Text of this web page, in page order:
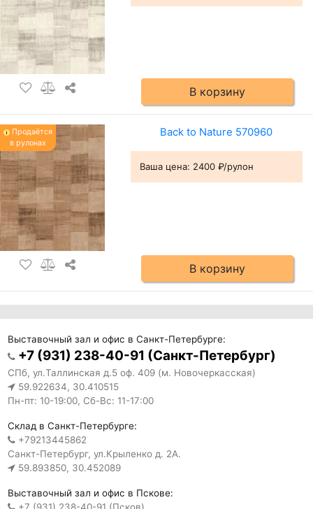
В корзину
Продаётся
в рулонах
Back to Nature 570960
Ваша цена: 2400 ₽/рулон
В корзину
Выставочный зал и офис в Санкт-Петербурге:
+7 (931) 238-40-91 (Санкт-Петербург)
СПб, ул.Таллинская д.5 оф. 409 (м. Новочеркасская)
59.922634, 30.410515
Пн-пт: 10-19:00, Сб-Вс: 11-17:00
Склад в Санкт-Петербурге:
+79213445862
Санкт-Петербург, ул.Крыленко д. 2А.
59.893850, 30.452089
Выставочный зал и офис в Пскове:
+7 (931) 238-40-91 (Псков)